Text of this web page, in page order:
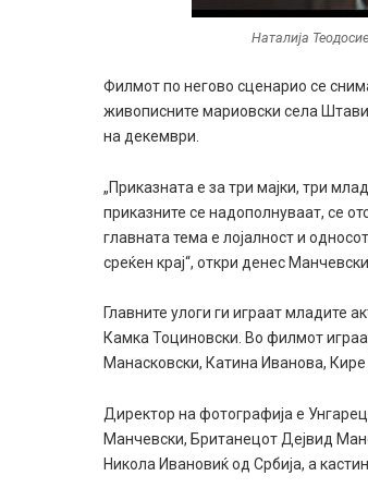
Наталија
Филмот по негово сценарио се
живописните мариовски села
на декември.
„Приказната е за три мајки, три
приказните се надополнуваат, се
главната тема е лојалност и
среќен крај“, откри денес Манчевски.
Главните улоги ги играат младите
Камка Тоциновски. Во филмот
Манасковски, Катина Иванова,
Директор на фотографија е
Манчевски, Британецот Дејвид
Никола Ивановиќ од Србија, а